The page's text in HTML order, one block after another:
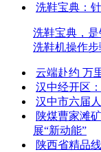
洗鞋宝典：
洗鞋宝典，
洗鞋机操作步
云端赴约 万
汉中经开区
汉中市六届
陕煤曹家滩
展“新动能”
陕西省精品